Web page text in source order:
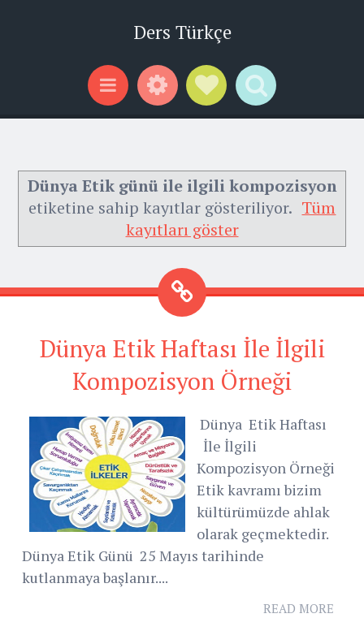
Ders Türkçe
Menu WidgetsSocial Links
Search
Dünya Etik günü ile ilgili kompozisyon
etiketine sahip kayıtlar gösteriliyor. Tüm
kayıtları göster
Dünya Etik Haftası İle İlgili
Kompozisyon Örneği
Dünya Etik Haftası
İle İlgili
Kompozisyon Örneği
Etik kavramı bizim
kültürümüzde ahlak
olarak geçmektedir.
Dünya Etik Günü 25 Mayıs tarihinde
kutlanmaya başlanır....
READ MORE